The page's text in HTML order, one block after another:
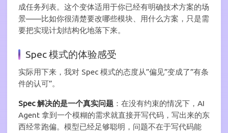
成任务列表。这个变体适用于你已经有明确技术方案的场
景——比如你很清楚要改哪些模块、用什么方案，只是需
要把实现计划结构化地落下来。
Spec 模式的体验感受
实际用下来，我对 Spec 模式的态度从”偏见”变成了”有条
件的认可”。
Spec 解决的是一个真实问题 ：在没有约束的情况下，AI
Agent 拿到一个模糊的需求就直接开写代码，写出来的东
西经常跑偏。模型已经足够聪明，问题不在于写代码能